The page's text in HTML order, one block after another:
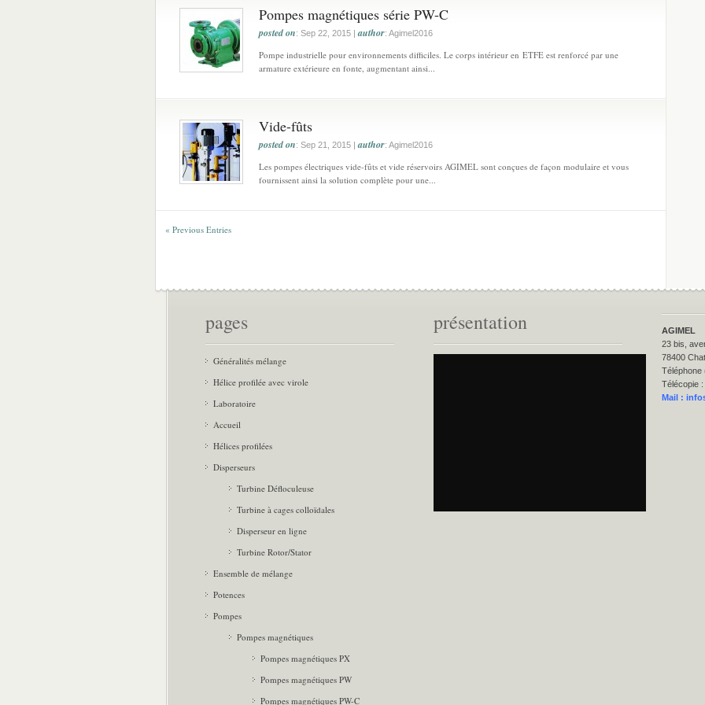
Pompes magnétiques série PW-C
posted on: Sep 22, 2015 |author: Agimel2016
Pompe industrielle pour environnements difficiles. Le corps intérieur en ETFE est renforcé par une
armature extérieure en fonte, augmentant ainsi...
Vide-fûts
posted on: Sep 21, 2015 |author: Agimel2016
Les pompes électriques vide-fûts et vide réservoirs AGIMEL sont conçues de façon modulaire et vous
fournissent ainsi la solution complète pour une...
« Previous Entries
pages
Généralités mélange
Hélice profilée avec virole
Laboratoire
Accueil
Hélices profilées
Disperseurs
Turbine Défloculeuse
Turbine à cages colloïdales
Disperseur en ligne
Turbine Rotor/Stator
Ensemble de mélange
Potences
Pompes
Pompes magnétiques
Pompes magnétiques PX
Pompes magnétiques PW
Pompes magnétiques PW-C
présentation
AGIMEL
23 bis,
78400
Téléphone
Télécopie
Mail :